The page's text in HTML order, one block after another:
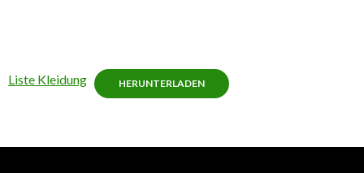
Liste Kleidung HERUNTERLADEN